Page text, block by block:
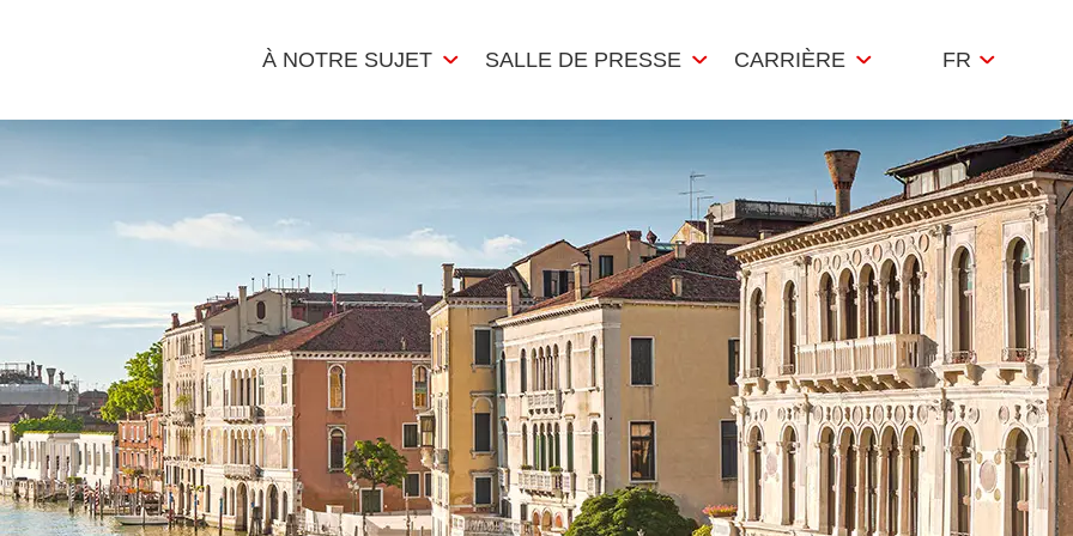
À NOTRE SUJET SALLE DE PRESSE CARRIÈRE FR